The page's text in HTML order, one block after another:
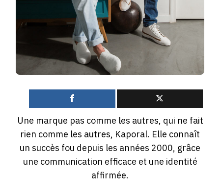
Une marque pas comme les autres, qui ne fait
rien comme les autres, Kaporal. Elle connaît
un succès fou depuis les années 2000, grâce
une communication efficace et une identité
affirmée.